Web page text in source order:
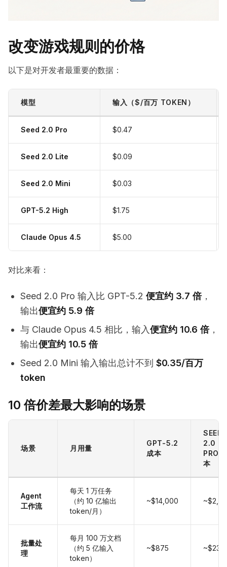
改变游戏规则的价格
以下是对开发者最重要的数据：
模型 输入（$/百万 TOKEN）
Seed 2.0 Pro $0.47
Seed 2.0 Lite $0.09
Seed 2.0 Mini $0.03
GPT-5.2 High $1.75
Claude Opus 4.5 $5.00
对比来看：
Seed 2.0 Pro 输入比 GPT-5.2 便宜约 3.7 倍，
输出便宜约 5.9 倍
与 Claude Opus 4.5 相比，输入便宜约 10.6 倍，
输出便宜约 10.5 倍
Seed 2.0 Mini 输入输出总计不到 $0.35/百万
token
10 倍价差最大影响的场景
场景 月用量
GPT-5.2
成本
SEED
2.0
PRO
本
Agent
工作流
每天 1 万任务
（约 10 亿输出
token/月）
~$14,000
批量处
理
每月 100 万文档
（约 5 亿输入
token）
~$875 ~$235